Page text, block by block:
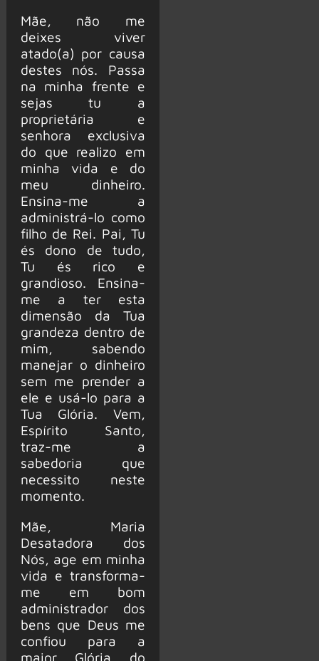
Mãe, não me
deixes viver
atado(a) por causa
destes nós. Passa
na minha frente e
sejas tu a
proprietária e
senhora exclusiva
do que realizo em
minha vida e do
meu dinheiro.
Ensina-me a
administrá-lo como
filho de Rei. Pai, Tu
és dono de tudo,
Tu és rico e
grandioso. Ensina-
me a ter esta
dimensão da Tua
grandeza dentro de
mim, sabendo
manejar o dinheiro
sem me prender a
ele e usá-lo para a
Tua Glória. Vem,
Espírito Santo,
traz-me a
sabedoria que
necessito neste
momento.
Mãe, Maria
Desatadora dos
Nós, age em minha
vida e transforma-
me em bom
administrador dos
bens que Deus me
confiou para a
maior Glória do